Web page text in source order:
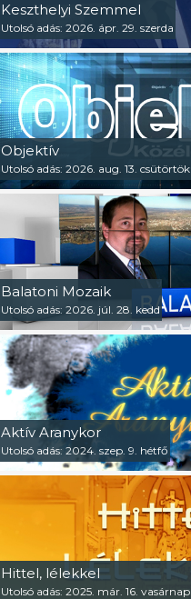
Keszthelyi Szemmel
Utolsó adás: 2026. ápr. 29. szerda
Objektív
Utolsó adás: 2026. aug. 13. csütörtök
Balatoni Mozaik
Utolsó adás: 2026. júl. 28. kedd
Aktív Aranykor
Utolsó adás: 2024. szep. 9. hétfő
Hittel, lélekkel
Utolsó adás: 2025. már. 16. vasárnap